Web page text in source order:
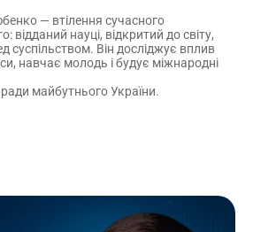
— втілення сучасного
відданий науці, відкритий до світу,
суспільством. Він досліджує вплив
навчає молодь і будує міжнародні
майбутнього України.